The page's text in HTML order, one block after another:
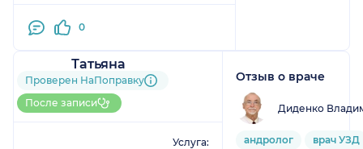
травмировал кожу. Сразу после
Очень рада, что попала именно
к ней. Спасибо за
квалифицированную помощь и
чуткое отношение!
0
Татьяна
6 отзывови3 оценки
Больше 60 записей через
НаПоправку
Проверен НаПоправку
После записи
Услуга:
Отзыв о враче
Диденко
андролог
врач УЗД